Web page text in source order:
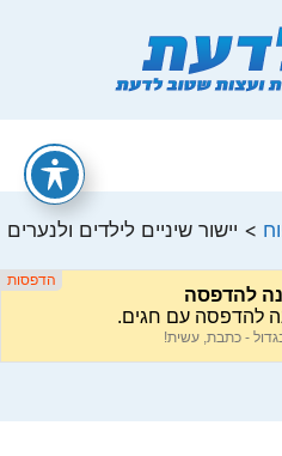
> יישור שיניים לילדים ולנערים